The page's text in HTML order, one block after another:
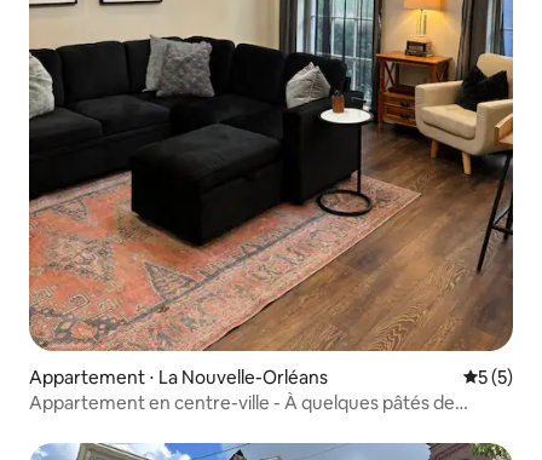
Appartement ⋅ La Nouvelle-Orléans
5 (5)
Appartement en centre-ville - À quelques pâtés de